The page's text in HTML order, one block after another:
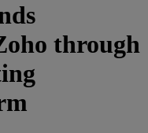
through